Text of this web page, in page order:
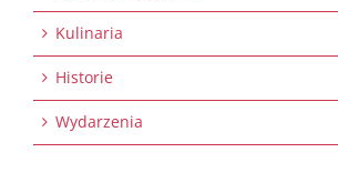
Kulinaria
Historie
Wydarzenia